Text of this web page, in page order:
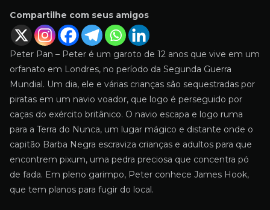
Compartilhe com seus amigos
Peter Pan – Peter é um garoto de 12 anos que vive em um
orfanato em Londres, no período da Segunda Guerra
Mundial. Um dia, ele e várias crianças são sequestradas por
piratas em um navio voador, que logo é perseguido por
caças do exército britânico. O navio escapa e logo ruma
para a Terra do Nunca, um lugar mágico e distante onde o
capitão Barba Negra escraviza crianças e adultos para que
encontrem pixum, uma pedra preciosa que concentra pó
de fada. Em pleno garimpo, Peter conhece James Hook,
que tem planos para fugir do local.